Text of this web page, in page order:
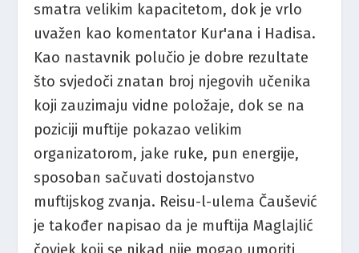
smatra velikim kapacitetom, dok je vrlo
uvažen kao komentator Kur'ana i Hadisa.
Kao nastavnik polučio je dobre rezultate
što svjedoči znatan broj njegovih učenika
koji zauzimaju vidne položaje, dok se na
poziciji muftije pokazao velikim
organizatorom, jake ruke, pun energije,
sposoban sačuvati dostojanstvo
muftijskog zvanja. Reisu-l-ulema Čaušević
je također napisao da je muftija Maglajlić